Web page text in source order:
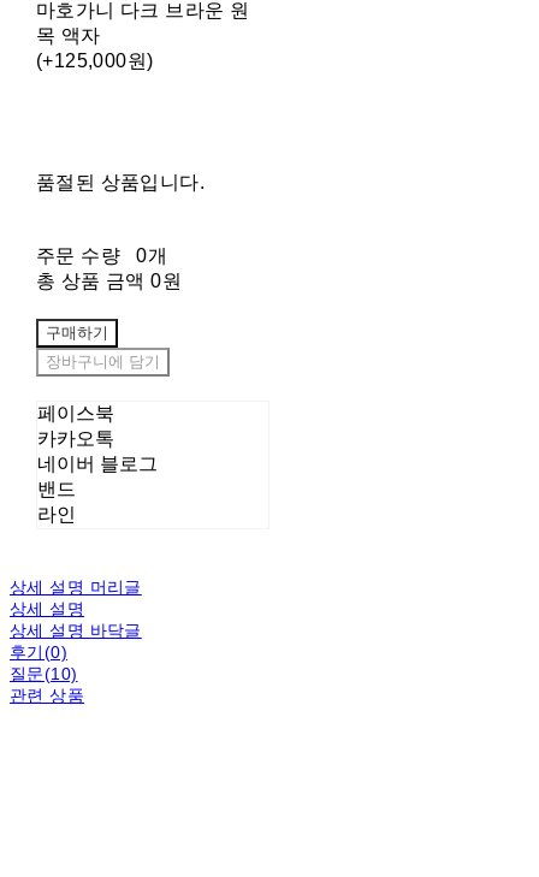
마호가니 다크 브라운 원
목 액자
(+125,000원)
품절된 상품입니다.
주문 수량
0개
총 상품 금액 0원
구매하기
장바구니에 담기
페이스북
카카오톡
네이버 블로그
밴드
라인
상세 설명 머리글
상세 설명
상세 설명 바닥글
후기(0)
질문(10)
관련 상품